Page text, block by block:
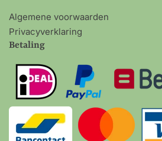
Algemene voorwaarden
Privacyverklaring
Betaling